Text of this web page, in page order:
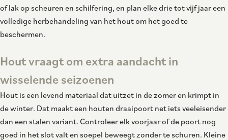
of lak op scheuren en schilfering, en plan elke drie tot vijf jaar een
volledige herbehandeling van het hout om het goed te
beschermen.
Hout vraagt om extra aandacht in
wisselende seizoenen
Hout is een levend materiaal dat uitzet in de zomer en krimpt in
de winter. Dat maakt een houten draaipoort net iets veeleisender
dan een stalen variant. Controleer elk voorjaar of de poort nog
goed in het slot valt en soepel beweegt zonder te schuren. Kleine